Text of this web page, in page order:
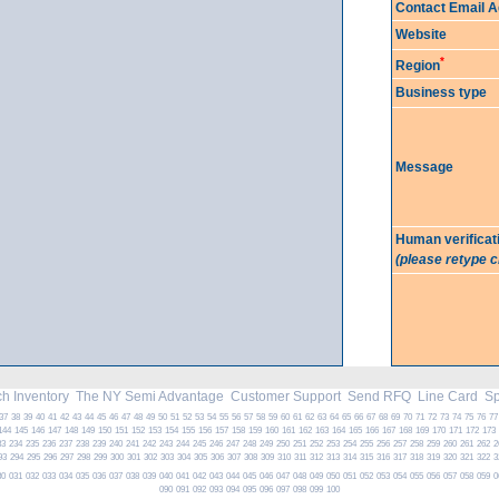
Contact Email
Website
Region*
Business type
Message
Human
(please retype
Inventory The NY Semi Advantage Customer Support Send RFQ Line Card
37 38 39 40 41 42 43 44 45 46 47 48 49 50 51 52 53 54 55 56 57 58 59 60 61 62 63 64 65 66 67 68 69 70 71 72 73 74 75 76 77
145 146 147 148 149 150 151 152 153 154 155 156 157 158 159 160 161 162 163 164 165 166 167 168 169 170 171 172 173
234 235 236 237 238 239 240 241 242 243 244 245 246 247 248 249 250 251 252 253 254 255 256 257 258 259 260 261 262
294 295 296 297 298 299 300 301 302 303 304 305 306 307 308 309 310 311 312 313 314 315 316 317 318 319 320 321 322
031 032 033 034 035 036 037 038 039 040 041 042 043 044 045 046 047 048 049 050 051 052 053 054 055 056 057 058 059
090 091 092 093 094 095 096 097 098 099 100